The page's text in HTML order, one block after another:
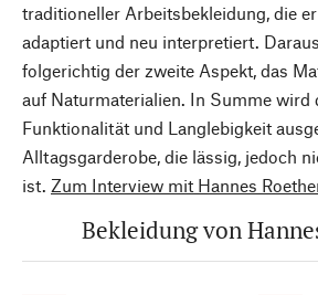
traditioneller Arbeitsbekleidung, die
adaptiert und neu interpretiert.
folgerichtig der zweite Aspekt, das
auf Naturmaterialien. In Summe wird
Funktionalität und Langlebigkeit
Alltagsgarderobe, die lässig, jedoch
ist. Zum Interview mit Hannes
Bekleidung von